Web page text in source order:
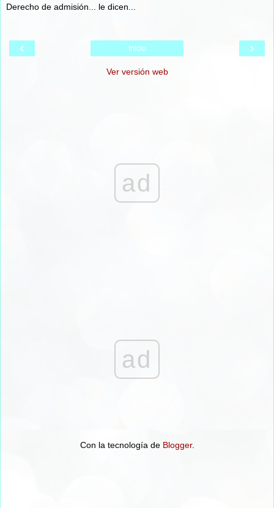
Derecho de admisión... le dicen...
‹ ›
Inicio
Ver versión web
ad
ad
Con la tecnología de Blogger.